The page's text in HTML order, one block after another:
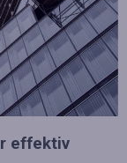
effektiv